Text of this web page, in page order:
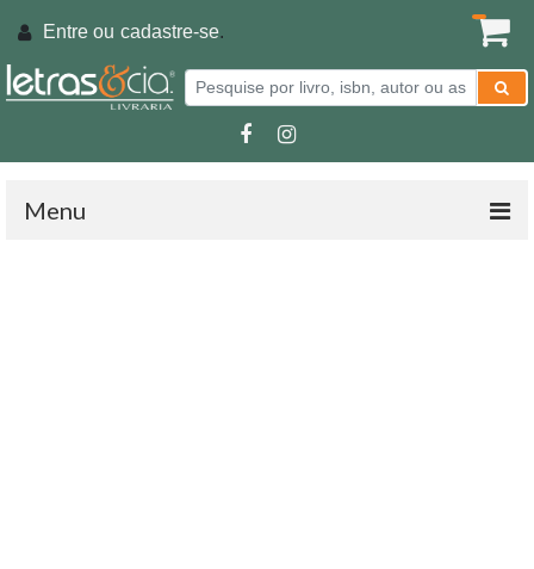
Entre ou cadastre-se.
Menu